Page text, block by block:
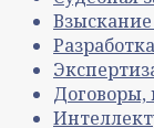
Взыскание
Договоры,